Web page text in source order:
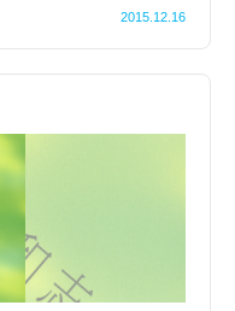
2015.12.16